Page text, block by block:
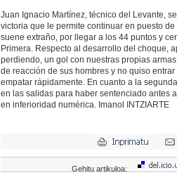
Juan Ignacio Martínez, técnico del Levante,
victoria que le permite continuar en puesto
suene extraño, por llegar a los 44 puntos y
Primera. Respecto al desarrollo del choque,
perdiendo, un gol con nuestras propias
de reacción de sus hombres y no quiso
empatar rápidamente. En cuanto a la
en las salidas para haber sentenciado antes
en inferioridad numérica. Imanol INTZIARTE
Gehitu artikuloa: